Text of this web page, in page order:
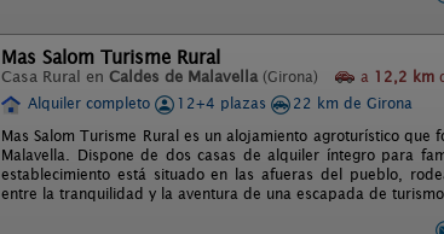
Mas Salom Turisme Rural
Casa Rural en Caldes de Malavella (Girona) a 12,2 km
Alquiler completo
12+4 plazas
22 km de Girona
Mas Salom Turisme Rural es un alojamiento agroturístico
Malavella. Dispone de dos casas de alquiler íntegro para
establecimiento está situado en las afueras del pueblo,
entre la tranquilidad y la aventura de una escapada de